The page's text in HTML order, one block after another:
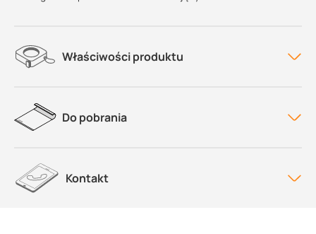
Właściwości produktu
Do pobrania
Kontakt